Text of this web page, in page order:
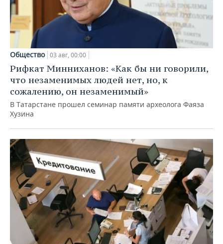
Общество 03 авг, 00:00
Рифкат Минниханов: «Как бы ни говорили,
что незаменимых людей нет, но, к
сожалению, он незаменимый»
В Татарстане прошел семинар памяти археолога Фаяза
Хузина